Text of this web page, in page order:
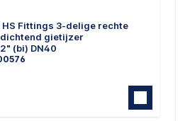
HS Fittings 3-delige rechte
gietijzer
(bi) DN40